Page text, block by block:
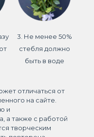
3. Не менее 50%
стебля должно
быть в воде
отличаться от
на сайте.
и
а также с работой
творческим